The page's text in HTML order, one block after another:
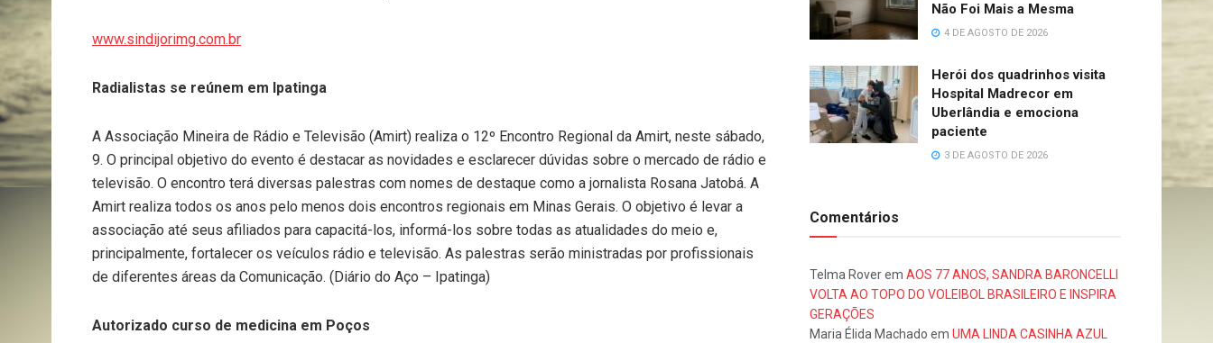
www.sindijorimg.com.br
Radialistas se reúnem em Ipatinga
A Associação Mineira de Rádio e Televisão (Amirt) realiza o 12º Encontro Regional da Amirt, neste sábado,
9. O principal objetivo do evento é destacar as novidades e esclarecer dúvidas sobre o mercado de rádio e
televisão. O encontro terá diversas palestras com nomes de destaque como a jornalista Rosana Jatobá. A
Amirt realiza todos os anos pelo menos dois encontros regionais em Minas Gerais. O objetivo é levar a
associação até seus afiliados para capacitá-los, informá-los sobre todas as atualidades do meio e,
principalmente, fortalecer os veículos rádio e televisão. As palestras serão ministradas por profissionais
de diferentes áreas da Comunicação. (Diário do Aço – Ipatinga)
Autorizado curso de medicina em Poços
Não Foi Mais a Mesma
4 DE AGOSTO DE 2026
Herói dos quadrinhos visita
Hospital Madrecor em
Uberlândia e emociona
paciente
3 DE AGOSTO DE 2026
Comentários
Telma Roverem AOS 77 ANOS, SANDRA BARONCELLI
VOLTA AO TOPO DO VOLEIBOL BRASILEIRO E INSPIRA
GERAÇÕES
Maria Élida Machado em UMA LINDA CASINHA AZUL